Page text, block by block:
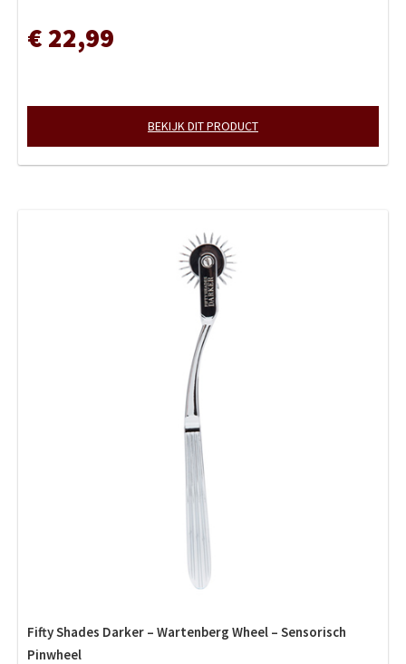
€ 22,99
BEKIJK DIT PRODUCT
Fifty Shades Darker – Wartenberg Wheel – Sensorisch
Pinwheel